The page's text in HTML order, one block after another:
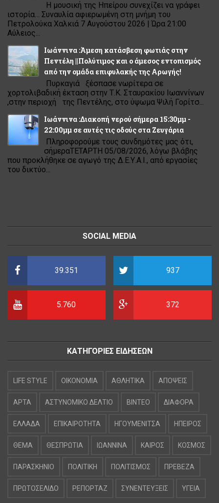
Η μουσική της Ηπείρου συνεχίζει να γράφει
ιστορία… Συναυλία αφιερωμένη στη μνήμη του
Πετρολούκα Χαλκιά 7 Αυγούστου 2026 | Ώρα 21:00
Αύλειος...
Ιωάννινα :Άμεση κατάσβεση φωτιάς στην
Πεντέλη ||Πολύτιμος και ο άμεσος εντοπισμός
από την ομάδα επιφυλακής της Αρωγής!
Πυρκαγιά ξέσπασε νωρίτερα σε
χορτολιβαδική έκταση στην Τ.Κ. Σταυρακίου Ιωαννίνων
,στην περιοχή της Πεντέλης, στο ύψωμα Ψιλή Γορίτσ...
Ιωάννινα :Διακοπή νερού σήμερα 15:30μμ -
22:00μμ σε αυτές τις οδούς στα Ζευγάρια
Πληροφορούμε τους συνδημότες μας ότι,
σήμεραΤΕΤΑΡΤΗ 05/08/2026, λόγω βλάβης
που προκλήθηκε σε αγωγό της Δ.Ε.Υ.Α.Ι., από εργασίες
του δικτύο...
SOCIAL MEDIA
39.351 937
5.760 372
ΚΑΤΗΓΟΡΙΕΣ ΕΙΔΗΣΕΩΝ
LIFE STYLE OIKONOMIA ΑΘΛΗΤΙΚΑ ΑΠΟΨΕΙΣ
ΑΡΤΑ ΑΣΤΥΝΟΜΙΚΟ ΔΕΛΤΙΟ ΒΙΝΤΕΟ ΔΙΑΦΟΡΑ
ΕΛΛΑΔΑ ΕΠΙΚΑΙΡΟΤΗΤΑ ΗΓΟΥΜΕΝΙΤΣΑ ΗΠΕΙΡΟΣ
ΘΕΜΑ ΘΕΣΠΡΩΤΙΑ ΙΩΑΝΝΙΝΑ ΚΑΙΡΟΣ ΚΟΣΜΟΣ
ΠΑΡΑΣΚΗΝΙΟ ΠΟΛΙΤΙΚΗ ΠΟΛΙΤΙΣΜΟΣ ΠΡΕΒΕΖΑ
ΠΡΩΤΟΣΕΛΙΔΟ ΡΕΠΟΡΤΑΖ ΣΥΝΕΝΤΕΥΞΕΙΣ ΥΓΕΙΑ